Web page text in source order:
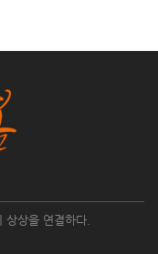
상을 연결하다.